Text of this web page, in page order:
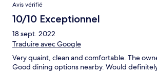
Avis vérifié
10/10 Exceptionnel
18 sept. 2022
Traduire avec Google
Very quaint, clean and comfortable. The
Good dining options nearby. Would